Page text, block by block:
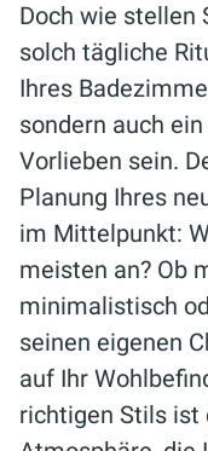
Doch wie stellen
solch tägliche
Ihres
sondern auch
Vorlieben sein.
Planung Ihres
im Mittelpunkt:
meisten an? Ob
minimalistisch
seinen eigenen
auf Ihr
richtigen Stils ist